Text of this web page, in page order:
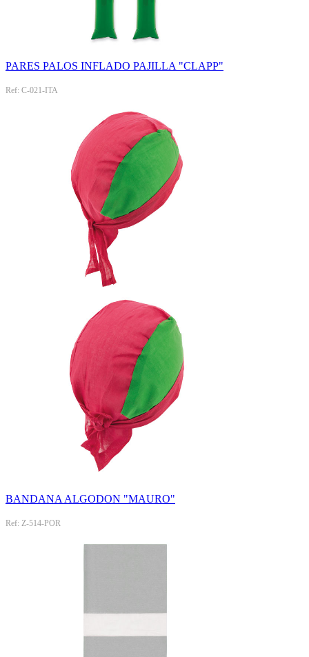
PARES PALOS INFLADO PAJILLA "CLAPP"
Ref: C-021-ITA
BANDANA ALGODON "MAURO"
Ref: Z-514-POR